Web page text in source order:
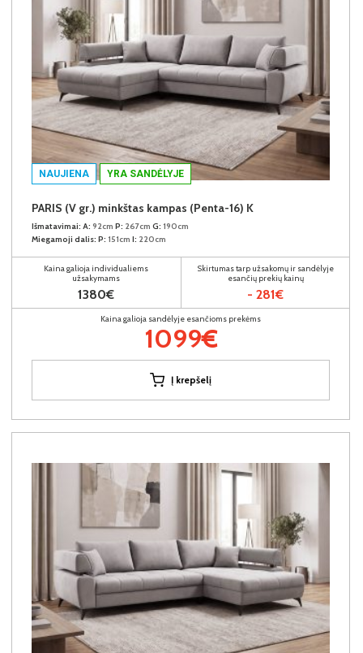
NAUJIENA YRA SANDĖLYJE
PARIS (V gr.) minkštas kampas (Penta-16) K
Išmatavimai: A: 92cm P: 267cm G: 190cm
Miegamoji dalis: P: 151cm I: 220cm
Kaina galioja individualiems
užsakymams
1380€
Skirtumas tarp užsakomų ir sandėlyje
esančių prekių kainų
- 281€
Kaina galioja sandėlyje esančioms prekėms
1099€
Į krepšelį